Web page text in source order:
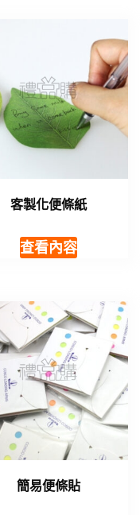
客製化便條紙
查看內容
簡易便條貼